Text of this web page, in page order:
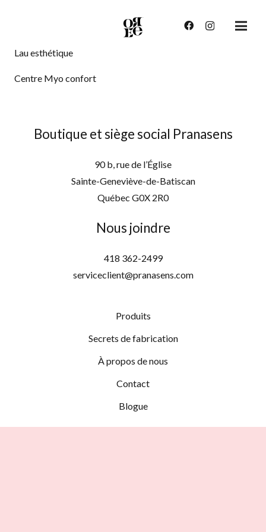
Lau esthétique
Centre Myo confort
Boutique et siège social Pranasens
90 b, rue de l’Église
Sainte-Geneviève-de-Batiscan
Québec G0X 2R0
Nous joindre
418 362-2499
serviceclient@pranasens.com
Produits
Secrets de fabrication
À propos de nous
Contact
Blogue